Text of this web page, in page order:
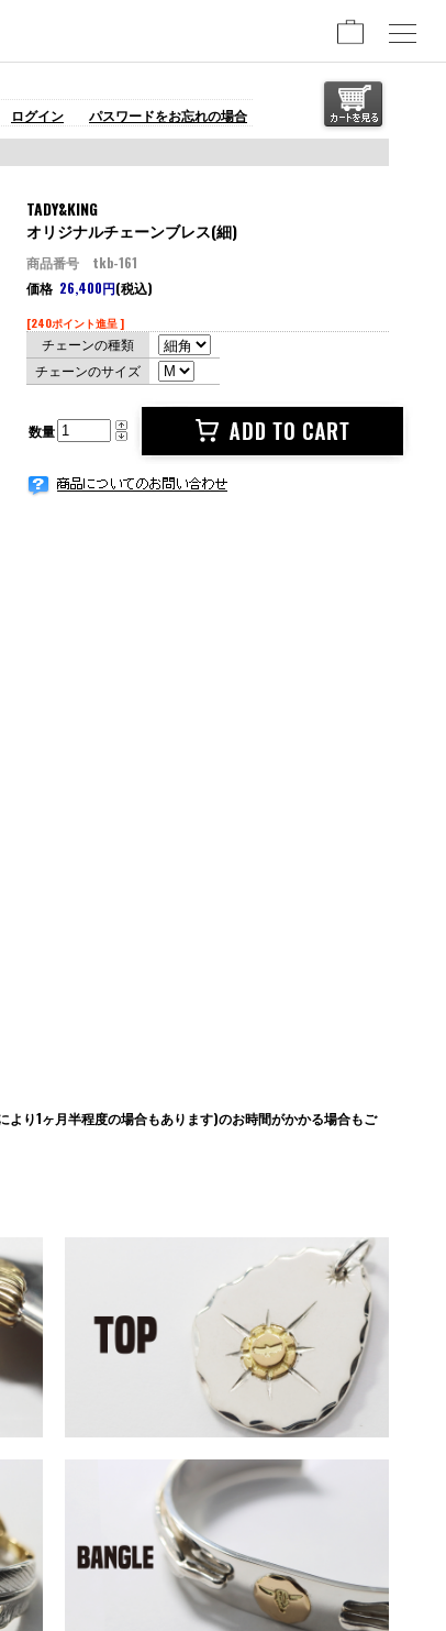
ログイン パスワードをお忘れの場合
TADY&KING
オリジナルチェーンブレス(細)
商品番号 tkb-161
価格 26,400円(税込)
[240ポイント進呈 ]
チェーンの種類
チェーンのサイズ
数量
り1ヶ月半程度の場合もあります)のお時間がかかる場合もご